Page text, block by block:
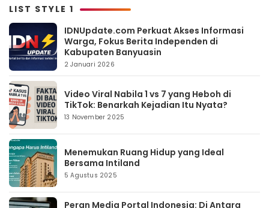
LIST STYLE 1
IDNUpdate.com Perkuat Akses Informasi
Warga, Fokus Berita Independen di
Kabupaten Banyuasin
2 Januari 2026
Video Viral Nabila 1 vs 7 yang Heboh di
TikTok: Benarkah Kejadian Itu Nyata?
13 November 2025
Menemukan Ruang Hidup yang Ideal
Bersama Intiland
5 Agustus 2025
Peran Media Portal Indonesia: Di Antara